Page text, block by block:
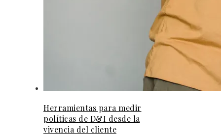
Herramientas para medir
políticas de D&I desde la
vivencia del cliente